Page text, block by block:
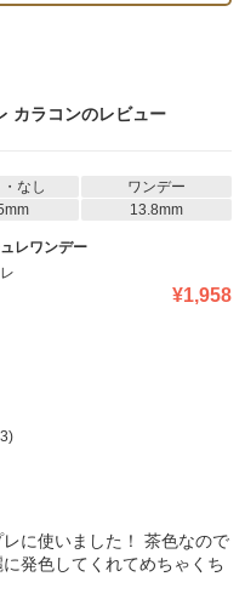
カラコンのレビュー
なし
ワンデー
13.8mm
レワンデー
¥1,958
3)
に使いました！ 茶色なので
発色してくれてめちゃくち